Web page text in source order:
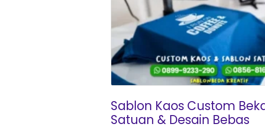
Sablon Kaos Custom
Satuan & Desain Bebas